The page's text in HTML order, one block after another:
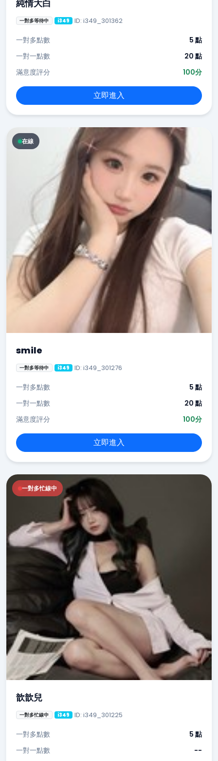
純情大白
一對多等待中 i349 ID: i349_301362
一對多點數
5 點
一對一點數
20 點
滿意度評分
100分
立即進入
在線
smile
一對多等待中 i349 ID: i349_301276
一對多點數
5 點
一對一點數
20 點
滿意度評分
100分
立即進入
一對多忙線中
歆歆兒
一對多忙線中 i349 ID: i349_301225
一對多點數
5 點
一對一點數
--